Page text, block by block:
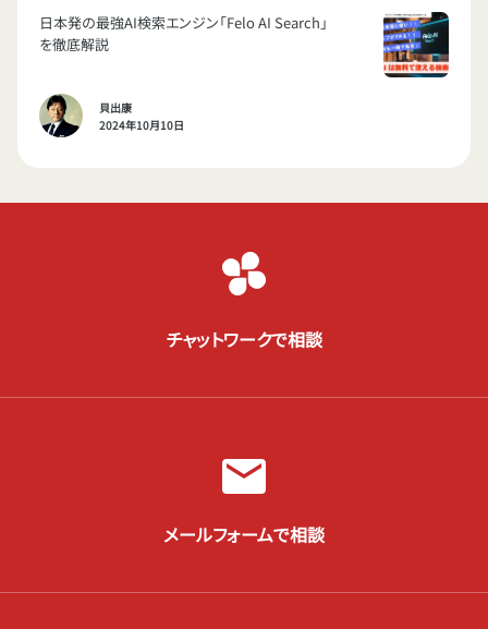
日本発の最強AI検索エンジン「Felo AI Search」
を徹底解説
貝出康
2024年10月10日
チャットワークで相談
メールフォームで相談